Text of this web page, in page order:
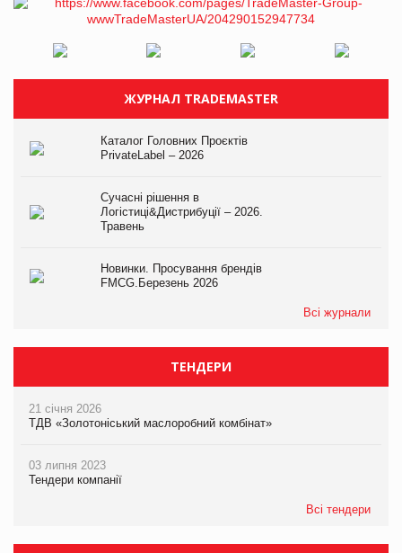
ЖУРНАЛ TRADEMASTER
Каталог Головних Проєктів
PrivateLabel – 2026
Сучасні рішення в
Логістиці&Дистрибуції – 2026.
Травень
Новинки. Просування брендів
FMCG.Березень 2026
Всі журнали
ТЕНДЕРИ
21 січня 2026
ТДВ «Золотоніський маслоробний комбінат»
03 липня 2023
Тендери компанії
Всі тендери